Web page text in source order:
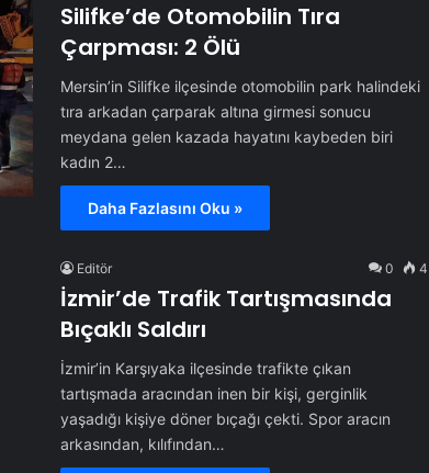
Silifke’de Otomobilin Tıra
Çarpması: 2 Ölü
Mersin’in Silifke ilçesinde otomobilin park halindeki
tıra arkadan çarparak altına girmesi sonucu
meydana gelen kazada hayatını kaybeden biri
kadın 2…
Daha Fazlasını Oku »
Editör 0 4
İzmir’de Trafik Tartışmasında
Bıçaklı Saldırı
İzmir’in Karşıyaka ilçesinde trafikte çıkan
tartışmada aracından inen bir kişi, gerginlik
yaşadığı kişiye döner bıçağı çekti. Spor aracın
arkasından, kılıfından…